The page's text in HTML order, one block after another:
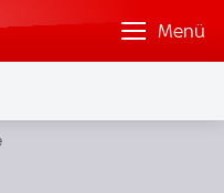
Menü